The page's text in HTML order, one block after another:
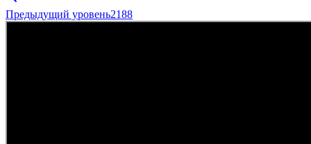
Предыдущий уровень2188